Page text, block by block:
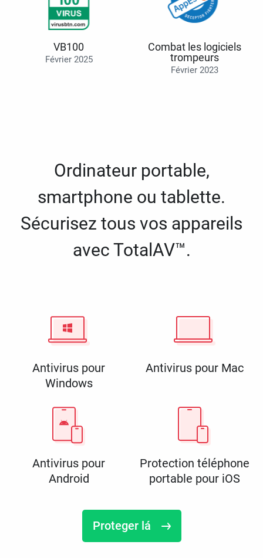
VB100
Février 2025
Combat les logiciels
trompeurs
Février 2023
Ordinateur portable,
smartphone ou tablette.
Sécurisez tous vos appareils
avec TotalAV™.
Antivirus pour
Windows
Antivirus pour Mac
Antivirus pour
Android
Protection téléphone
portable pour iOS
Proteger lá